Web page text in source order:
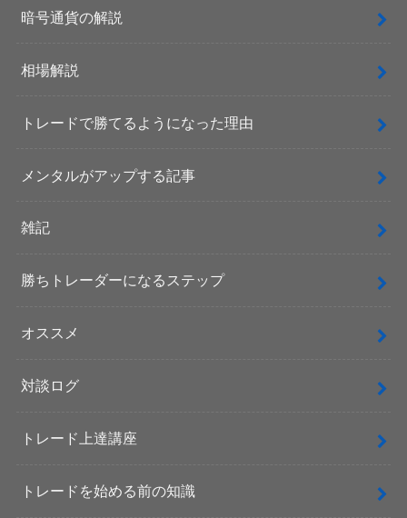
暗号通貨の解説
相場解説
トレードで勝てるようになった理由
メンタルがアップする記事
雑記
勝ちトレーダーになるステップ
オススメ
対談ログ
トレード上達講座
トレードを始める前の知識